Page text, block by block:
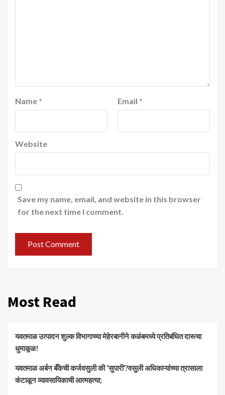
Name * Email *
Website
Save my name, email, and website in this browser
for the next time I comment.
Most Read
यवतमाळ उत्पादन शुल्क विभागाच्या मेहेरबानीने कळंबमध्ये प्रतिबंधित दारूचा
धुमाकूळ!
​यवतमाळ अर्बन बँकेची कर्जवसुली की ‘सुपारी’?वसुली अधिकाऱ्यांच्या त्रासाला
कंटाळून व्यावसायिकाची आत्महत्या;